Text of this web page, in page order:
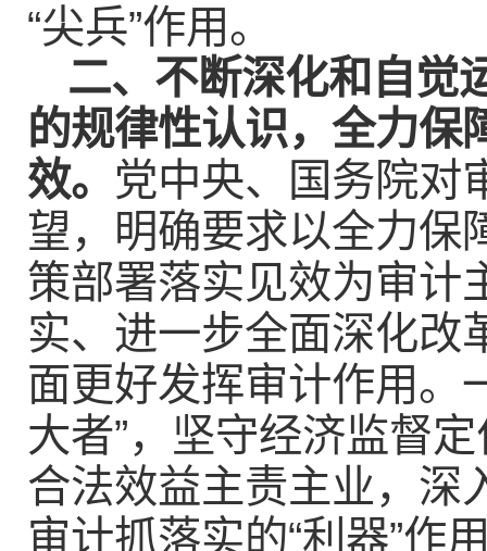
“尖兵”作用。
二、不断深化和自觉
的规律性认识，全力保
效。 党中央、国务院对
望，明确要求以全力保
策部署落实见效为审计
实、进一步全面深化改
面更好发挥审计作用。
大者”，坚守经济监督
合法效益主责主业，深
审计抓落实的“利器”作